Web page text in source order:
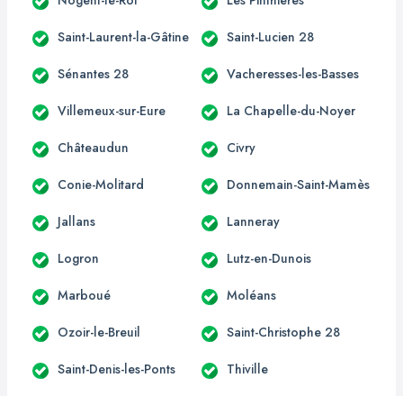
Saint-Laurent-la-Gâtine Saint-Lucien 28
Sénantes 28 Vacheresses-les-Basses
Villemeux-sur-Eure La Chapelle-du-Noyer
Châteaudun Civry
Conie-Molitard Donnemain-Saint-Mamès
Jallans Lanneray
Logron Lutz-en-Dunois
Marboué Moléans
Ozoir-le-Breuil Saint-Christophe 28
Saint-Denis-les-Ponts Thiville